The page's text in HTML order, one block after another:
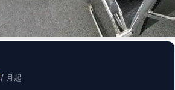
/ 月起